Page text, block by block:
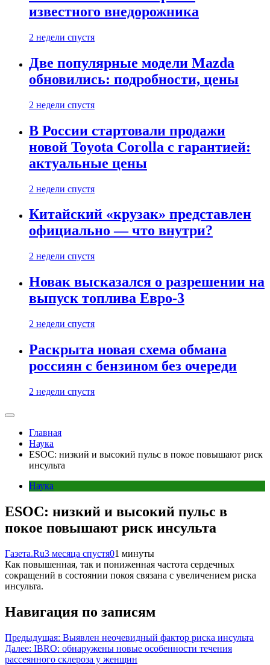
известного внедорожника
2 недели спустя
Две популярные модели Mazda
обновились: подробности, цены
2 недели спустя
В России стартовали продажи
новой Toyota Corolla с гарантией:
актуальные цены
2 недели спустя
Китайский «крузак» представлен
официально — что внутри?
2 недели спустя
Новак высказался о разрешении на
выпуск топлива Евро-3
2 недели спустя
Раскрыта новая схема обмана
россиян с бензином без очереди
2 недели спустя
Главная
Наука
ESOC: низкий и высокий пульс в покое повышают риск
инсульта
Наука
ESOC: низкий и высокий пульс в
покое повышают риск инсульта
Газета.Ru3 месяца спустя01 минуты
Как повышенная, так и пониженная частота сердечных
сокращений в состоянии покоя связана с увеличением риска
инсульта.
Навигация по записям
Предыдущая: Выявлен неочевидный фактор риска инсульта
Далее: IBRO: обнаружены новые особенности течения
рассеянного склероза у женщин